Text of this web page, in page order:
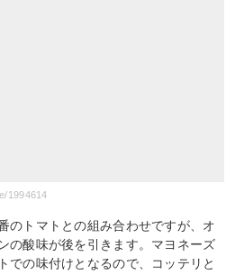
1994614
のトマトとの組み合わせですが、オ
の酸味が後を引きます。マヨネーズ
での味付けとなるので、コッテリと